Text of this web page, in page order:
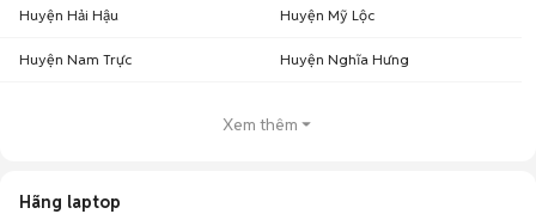
Huyện Hải Hậu Huyện Mỹ Lộc
Huyện Nam Trực Huyện Nghĩa Hưng
Xem thêm
Hãng laptop